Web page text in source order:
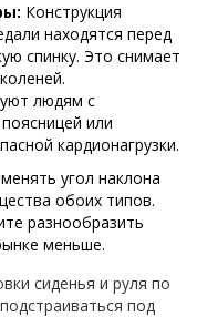
Конструкция
находятся перед
спинку. Это снимает
людям с
или
кардионагрузки.
угол наклона
обоих типов.
разнообразить
меньше.
сиденья и руля по
под